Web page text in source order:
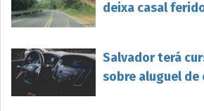
deixa casal
Salvador terá
sobre aluguel de